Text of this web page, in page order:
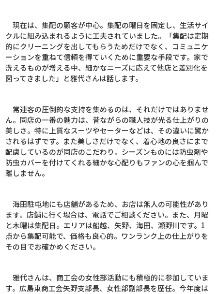
現在は、集配の顧客が中心。集配の曜日を固定し、生活サイ
クルに組み込まれるように工夫されていました。「集配は定期
的にクリーニングを出してもらうためだけでなく、コミュニケ
ーションを重ねて信頼を得ていくために重要な手段です。家で
洗えるものが増える中、細かなニーズに応えて他店と差別化を
図ってきました」と雅代さんは話します。
常連客の圧倒的な支持を集めるのは、それだけではありませ
ん。同店の一番の魅力は、昔ながらの職人技が光る仕上がりの
美しさ。特に上質なスーツやセーターなどは、その違いに驚か
されるはずです。また美しさだけでなく、着心地の良さにまで
配慮しているのが同店のこだわり。シーズンものには防虫剤や
防虫カバーを付けてくれる細かな心配りもファンの心を掴んで
離しません。
海田駐屯地にも店舗があるため、お店は無人の可能性があり
ます。店舗に行く場合は、電話でご相談ください。また、月曜
と木曜は集配日。エリアは船越、矢野、海田、瀬野川です。 1
点から集配可能で、価格も良心的。ワンランク上の仕上がりを
その目でお確かめください。
雅代さんは、商工会の女性部活動にも積極的に参加していま
す。広島東商工会矢野支部長、女性部副部長を歴任。今年度は